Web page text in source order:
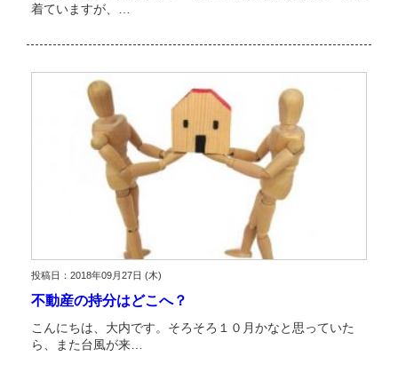
着ていますが、…
投稿日：2018年09月27日 (木)
不動産の持分はどこへ？
こんにちは、大内です。そろそろ１０月かなと思っていた
ら、また台風が来…